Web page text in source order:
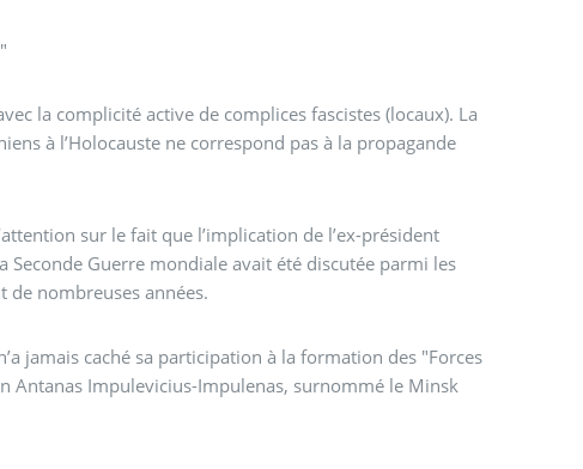
la complicité active de complices fascistes (locaux). La
à l’Holocauste ne correspond pas à la propagande
sur le fait que l’implication de l’ex-président
Seconde Guerre mondiale avait été discutée parmi les
nombreuses années.
jamais caché sa participation à la formation des "Forces
Antanas Impulevicius-Impulenas, surnommé le Minsk